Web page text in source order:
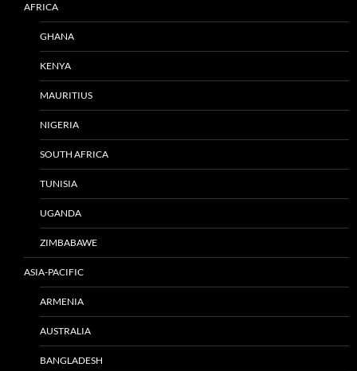
AFRICA
GHANA
KENYA
MAURITIUS
NIGERIA
SOUTH AFRICA
TUNISIA
UGANDA
ZIMBABAWE
ASIA-PACIFIC
ARMENIA
AUSTRALIA
BANGLADESH